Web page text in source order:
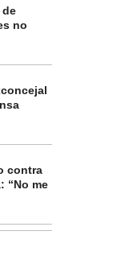
no
contra
“No me